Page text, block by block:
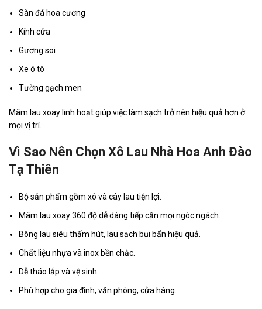
Sàn đá hoa cương
Kính cửa
Gương soi
Xe ô tô
Tường gạch men
Mâm lau xoay linh hoạt giúp việc làm sạch trở nên hiệu quả hơn ở
mọi vị trí.
Vì Sao Nên Chọn Xô Lau Nhà Hoa Anh Đào
Tạ Thiên
Bộ sản phẩm gồm xô và cây lau tiện lợi.
Mâm lau xoay 360 độ dễ dàng tiếp cận mọi ngóc ngách.
Bông lau siêu thấm hút, lau sạch bụi bẩn hiệu quả.
Chất liệu nhựa và inox bền chắc.
Dễ tháo lắp và vệ sinh.
Phù hợp cho gia đình, văn phòng, cửa hàng.